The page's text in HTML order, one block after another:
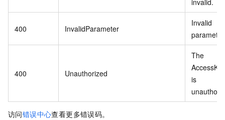
400 InvalidParameter
Invalid
400 Unauthorized
The
is
访问错误中心查看更多错误码。